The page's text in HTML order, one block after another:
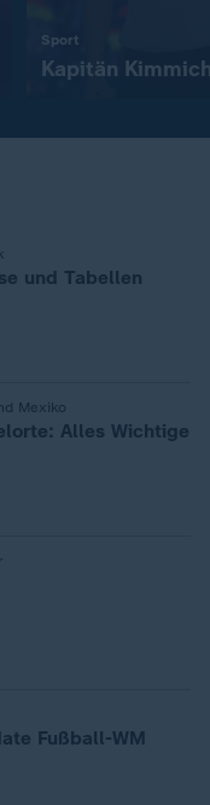
Sport
Kapitän
und Tabellen
Mexiko
Alles Wichtige
Fußball-WM